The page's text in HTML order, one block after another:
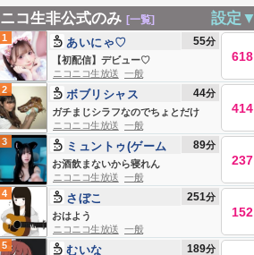
ニコ生非公式のみ [一覧] 設定▼
1
【初配信】デビュー♡
あいにゃ♡ 55分
618
ニコニコ生放送 一般
2
ガチまじシラフなのでちょとだけ
ボブリシャス 44分
414
ニコニコ生放送 一般
3
お酒飲まないから寝れん
ミュントゥ(ゲーム
用)
89分
237
ニコニコ生放送 一般
4
おはよう
さぼこ 251分
152
ニコニコ生放送 一般
5
むいな 189分